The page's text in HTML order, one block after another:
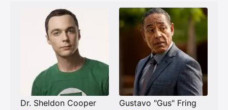
Dr. Sheldon Cooper Gustavo "Gus" Fring